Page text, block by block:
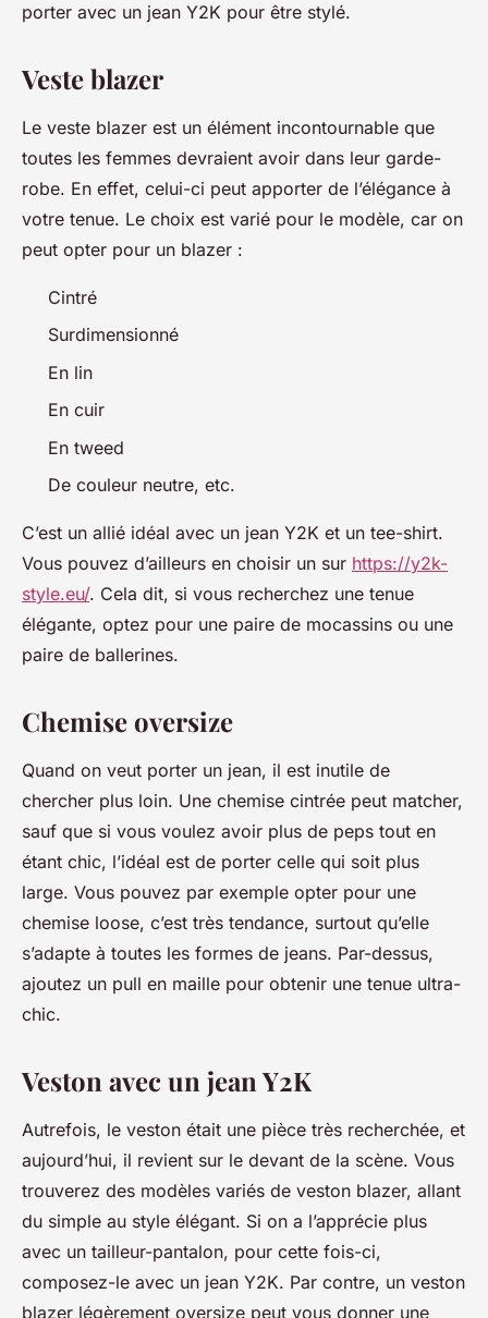
porter avec un jean Y2K pour être stylé.
Veste blazer
Le veste blazer est un élément incontournable que
toutes les femmes devraient avoir dans leur garde-
robe. En effet, celui-ci peut apporter de l’élégance à
votre tenue. Le choix est varié pour le modèle, car on
peut opter pour un blazer :
Cintré
Surdimensionné
En lin
En cuir
En tweed
De couleur neutre, etc.
C’est un allié idéal avec un jean Y2K et un tee-shirt.
Vous pouvez d’ailleurs en choisir un sur https://y2k-
style.eu/. Cela dit, si vous recherchez une tenue
élégante, optez pour une paire de mocassins ou une
paire de ballerines.
Chemise oversize
Quand on veut porter un jean, il est inutile de
chercher plus loin. Une chemise cintrée peut matcher,
sauf que si vous voulez avoir plus de peps tout en
étant chic, l’idéal est de porter celle qui soit plus
large. Vous pouvez par exemple opter pour une
chemise loose, c’est très tendance, surtout qu’elle
s’adapte à toutes les formes de jeans. Par-dessus,
ajoutez un pull en maille pour obtenir une tenue ultra-
chic.
Veston avec un jean Y2K
Autrefois, le veston était une pièce très recherchée, et
aujourd’hui, il revient sur le devant de la scène. Vous
trouverez des modèles variés de veston blazer, allant
du simple au style élégant. Si on a l’apprécie plus
avec un tailleur-pantalon, pour cette fois-ci,
composez-le avec un jean Y2K. Par contre, un veston
blazer légèrement oversize peut vous donner une